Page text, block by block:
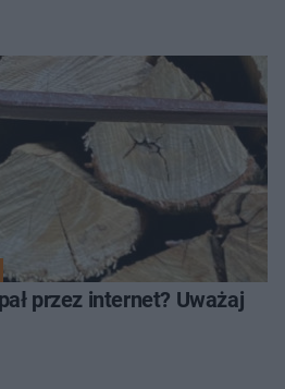
przez internet? Uważaj